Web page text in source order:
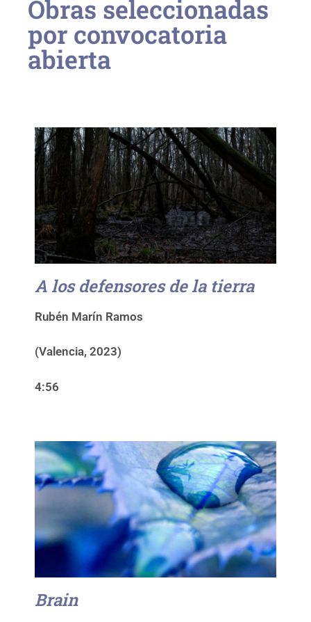
Obras seleccionadas
por convocatoria
abierta
A los defensores de la tierra
Rubén Marín Ramos
(Valencia, 2023)
4:56
Brain